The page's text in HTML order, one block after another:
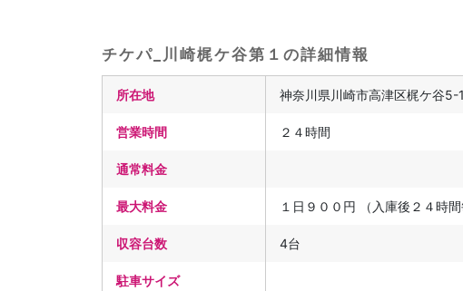
チケパ_川崎梶ケ谷第１の詳細情報
所在地 神奈川県川崎市高津区梶ケ谷5-
営業時間 ２４時間
通常料金
最大料金 １日９００円 （入庫後２４時間
収容台数 4台
駐車サイズ